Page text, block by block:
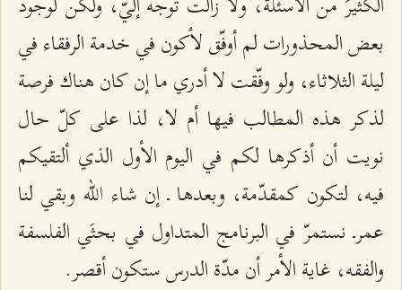
بعض المحذورات لم أوفّق لأكون في خدمة الرفقاء في
ليلة الثلاثاء، ولو وفّقت لا أدري ما إن كان هناك فرصة
لذكر هذه المطالب فيها أم لا، لذا على كلّ حال
نويت أن أذكرها لكم في اليوم الأول الذي ألتقيكم
فيه، لتكون كمقدّمة، وبعدها ـ إن شاء الله وبقي لنا
عمرـ نستمرّ في البرنامج المتداول في بحثَي الفلسفة
والفقه، غاية الأمر أن مدّة الدرس ستكون أقصر.